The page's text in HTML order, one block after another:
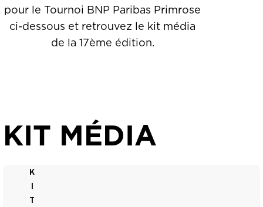
pour le Tournoi BNP Paribas Primrose
ci-dessous et retrouvez le kit média
de la 17ème édition.
KIT MÉDIA
K
I
T